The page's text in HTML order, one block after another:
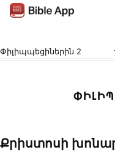
Փիլիպպեցիներին 2
Քրիստոսի